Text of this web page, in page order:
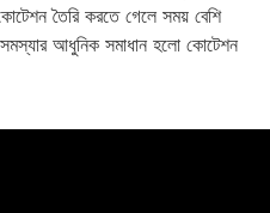
তৈরি করতে গেলে সময় বেশি
আধুনিক সমাধান হলো কোটেশন